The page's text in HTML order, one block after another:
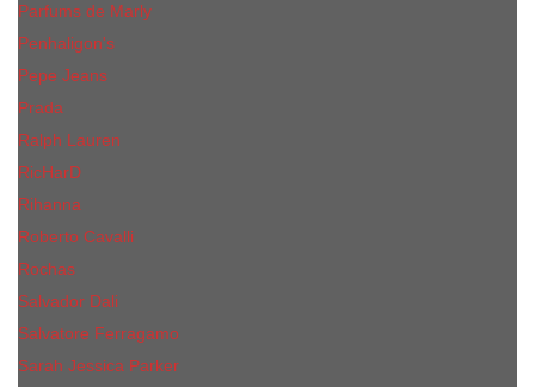
Parfums de Marly
Penhaligon's
Pepe Jeans
Prada
Ralph Lauren
RicHarD
Rihanna
Roberto Cavalli
Rochas
Salvador Dali
Salvatore Ferragamo
Sarah Jessica Parker